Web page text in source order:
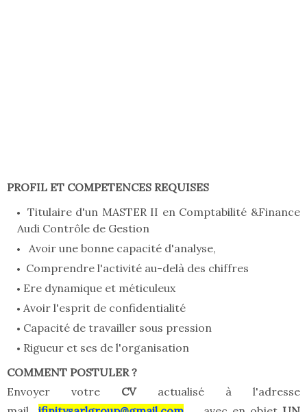
PROFIL ET COMPETENCES REQUISES
Titulaire d'un MASTER II en Comptabilité &Finance
Audi Contrôle de Gestion
Avoir une bonne capacité d'analyse,
Comprendre l'activité au-delà des chiffres
Ere dynamique et méticuleux
Avoir l'esprit de confidentialité
Capacité de travailler sous pression
Rigueur et ses de l'organisation
COMMENT POSTULER ?
Envoyer votre CVactualisé à l'adresse